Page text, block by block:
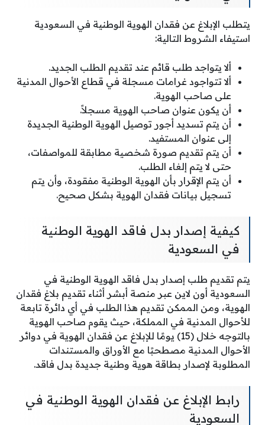
يتطلب الإبلاغ عن فقدان الهوية الوطنية في السعودية
استيفاء الشروط التالية:
ألا يتواجد طلب قائم عند تقديم الطلب الجديد.
ألا تتواجود غرامات مسجلة في قطاع الأحوال المدنية
على صاحب الهوية.
أن يكون عنوان صاحب الهوية مسجلاً.
أن يتم تسديد أجور توصيل الهوية الوطنية الجديدة
إلى عنوان المستفيد.
أن يتم تقديم صورة شخصية مطابقة للمواصفات،
حتى لا يتم إلغاء الطلب.
أن يتم الإقرار بأن الهوية الوطنية مفقودة، وأن يتم
تسجيل بيانات فقدان الهوية بشكل صحيح.
كيفية إصدار بدل فاقد الهوية الوطنية
في السعودية
يتم تقديم طلب إصدار بدل فاقد الهوية الوطنية في
السعودية أون لاين عبر منصة أبشر أثناء تقديم بلاغ فقدان
الهوية، ومن الممكن تقديم هذا الطلب في أي دائرة تابعة
للأحوال المدنية في المملكة، حيث يقوم صاحب الهوية
بالتوجه خلال (15) يومًا للإبلاغ عن فقدان الهوية في دوائر
الأحوال المدنية مصطحبًا مع الأوراق والمستندات
المطلوبة لإصدار بطاقة هوية وطنية جديدة بدل فاقد.
رابط الإبلاغ عن فقدان الهوية الوطنية في
السعودية